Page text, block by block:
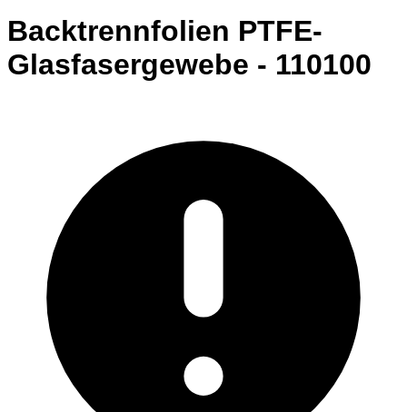
Backtrennfolien PTFE-
Glasfasergewebe - 110100